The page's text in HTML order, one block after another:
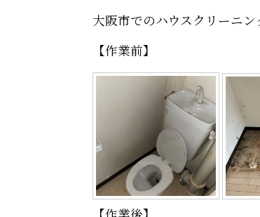
大阪市でのハウスクリーニ
【作業前】